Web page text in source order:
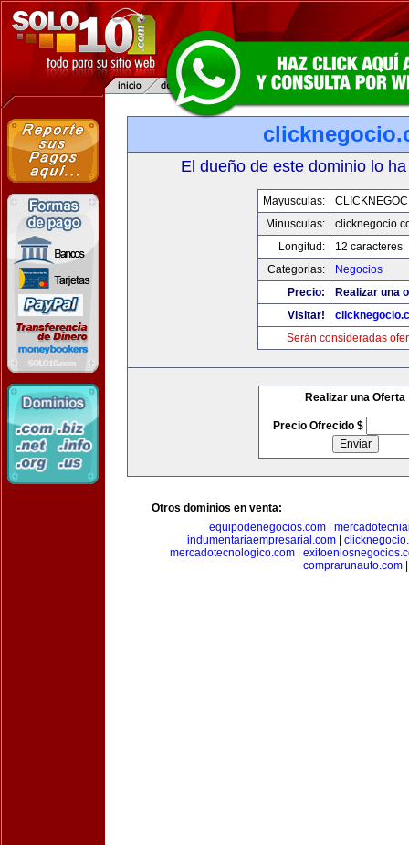
El dueño de este dominio lo
Mayusculas:
Minusculas:
Longitud:
12 caracteres
Categorias:
Negocios
Precio:
Realizar una
Visitar!
Serán consideradas
Realizar una Oferta
Precio Ofrecido $
Otros dominios en venta:
equipodenegocios.com|
indumentariaempresarial.com
mercadotecnologico.com
comprarunauto.com|